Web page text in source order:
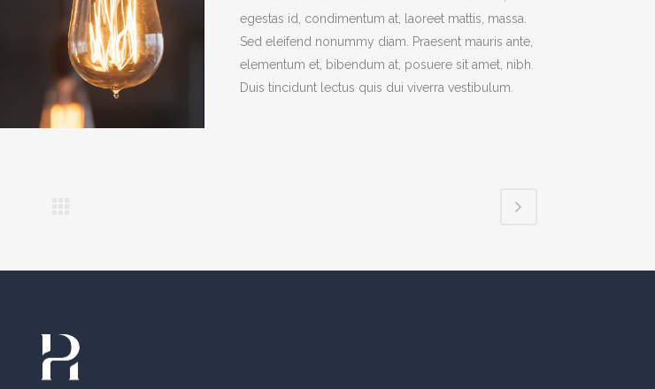
egestas id, condimentum at, laoreet mattis, massa.
Sed eleifend nonummy diam. Praesent mauris ante,
elementum et, bibendum at, posuere sit amet, nibh.
Duis tincidunt lectus quis dui viverra vestibulum.